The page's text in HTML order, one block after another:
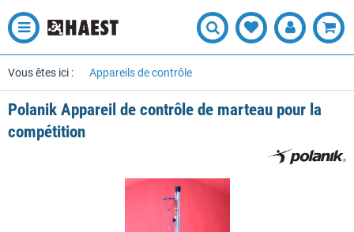
Vous êtes ici : Appareils de contrôle
Polanik Appareil de contrôle de marteau pour la
compétition